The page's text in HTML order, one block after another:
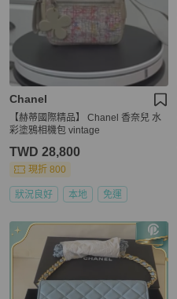
Chanel
【赫蒂國際精品】 Chanel 香奈兒 水
彩塗鴉相機包 vintage
TWD 28,800
現折 800
狀況良好 本地 免運